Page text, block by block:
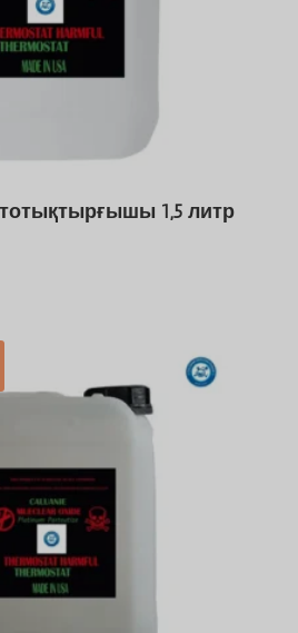
тотықтырғышы 1,5 литр